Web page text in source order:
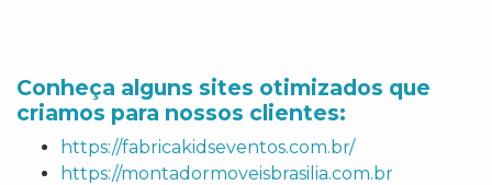
Conheça alguns sites otimizados que
criamos para nossos clientes:
https://fabricakidseventos.com.br/
https://montadormoveisbrasilia.com.br